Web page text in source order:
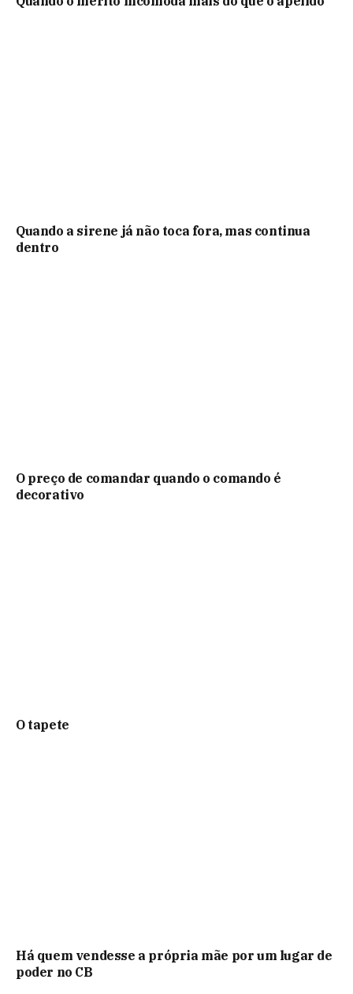
Quando a sirene já não toca fora, mas continua
dentro
O preço de comandar quando o comando é
decorativo
O tapete
Há quem vendesse a própria mãe por um lugar de
poder no CB